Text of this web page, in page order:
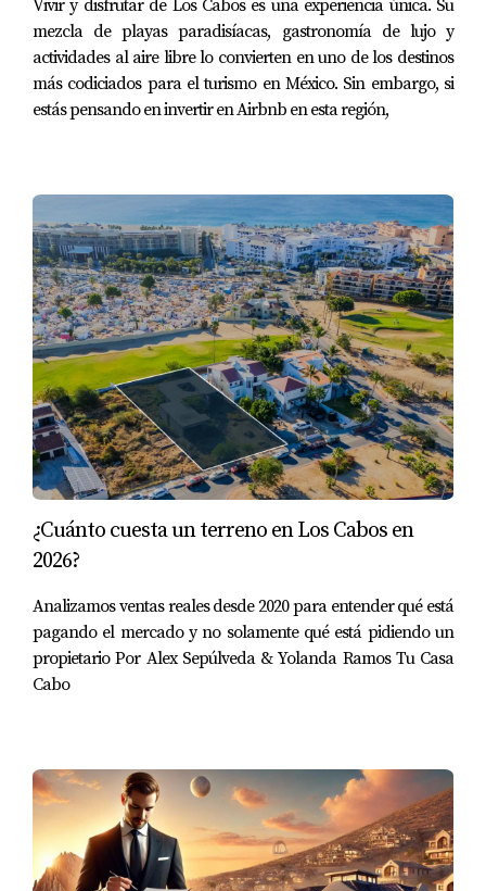
enfoque personalizado es lo que diferencia a
los mejores en la industria.
Finalmente, el éxito empresarial no se trata solo de
combinación de un liderazgo sólido, una
administración cuidadosa y una visión clara puede
transformar una pequeña oportunidad en un
imperio en crecimiento.
¿Interesado en aprender más sobre cómo invertir en
bienes raíces en Los Cabos?Síguenos en nuestras
redes socialesy no dudes en comunicarte conmigo,
Alex Sepúlveda, para obtener asesoría
personalizada sobre oportunidades de inversión y
Vivir y disfrutar de Los Cabos es una experiencia única. Su
mezcla de playas paradisíacas, gastronomía de lujo y
actividades al aire libre lo convierten en uno de los destinos
más codiciados para el turismo en México. Sin embargo, si
estás pensando en invertir en Airbnb en esta región,
¿Cuánto cuesta un terreno en Los Cabos en
2026?
Analizamos ventas reales desde 2020 para entender qué está
pagando el mercado y no solamente qué está pidiendo un
propietario Por Alex Sepúlveda & Yolanda Ramos Tu Casa
Cabo